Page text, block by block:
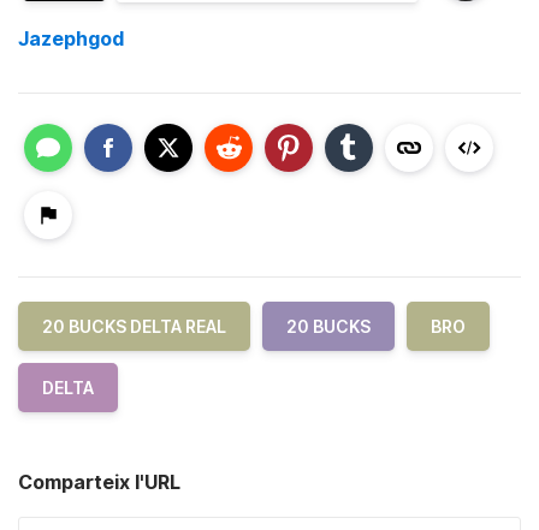
Jazephgod
20 BUCKS DELTA REAL 20 BUCKS BRO
DELTA
Comparteix l'URL